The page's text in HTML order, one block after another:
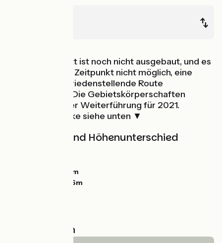
Dieser Abschnitt ist noch nicht ausgebaut, und es
ist zum jetzigen Zeitpunkt nicht möglich, eine
sichere und zufriedenstellende Route
vorzuschlagen. Die Gebietskörperschaften
arbeiten an einer Weiterführung für 2021.
Alternativstrecke siehe unten ▼
Steigungen und Höhenunterschied
0m
6m
Straßentypen